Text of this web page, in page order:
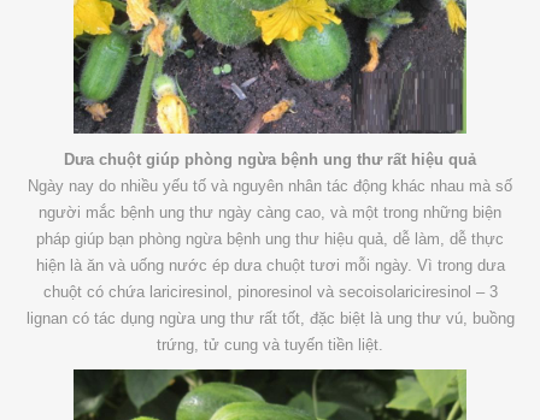
Dưa chuột giúp phòng ngừa bệnh ung thư rất hiệu quả
Ngày nay do nhiều yếu tố và nguyên nhân tác động khác nhau mà số
người mắc bệnh ung thư ngày càng cao, và một trong những biện
pháp giúp bạn phòng ngừa bệnh ung thư hiệu quả, dễ làm, dễ thực
hiện là ăn và uống nước ép dưa chuột tươi mỗi ngày. Vì trong dưa
chuột có chứa lariciresinol, pinoresinol và secoisolariciresinol – 3
lignan có tác dụng ngừa ung thư rất tốt, đặc biệt là ung thư vú, buồng
trứng, tử cung và tuyến tiền liệt.